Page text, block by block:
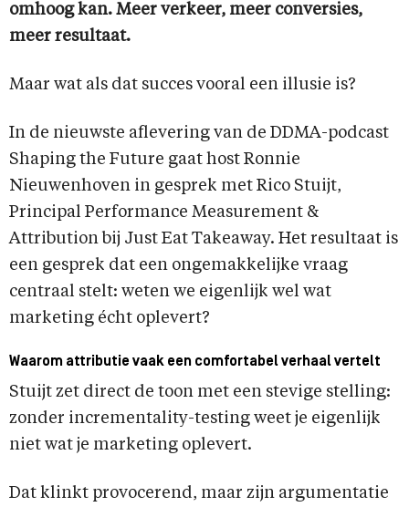
omhoog kan. Meer verkeer, meer conversies,
meer resultaat.
Maar wat als dat succes vooral een illusie is?
In de nieuwste aflevering van de DDMA-podcast
Shaping the Future gaat host Ronnie
Nieuwenhoven in gesprek met Rico Stuijt,
Principal Performance Measurement &
Attribution bij Just Eat Takeaway. Het resultaat is
een gesprek dat een ongemakkelijke vraag
centraal stelt: weten we eigenlijk wel wat
marketing écht oplevert?
Waarom attributie vaak een comfortabel verhaal vertelt
Stuijt zet direct de toon met een stevige stelling:
zonder incrementality-testing weet je eigenlijk
niet wat je marketing oplevert.
Dat klinkt provocerend, maar zijn argumentatie